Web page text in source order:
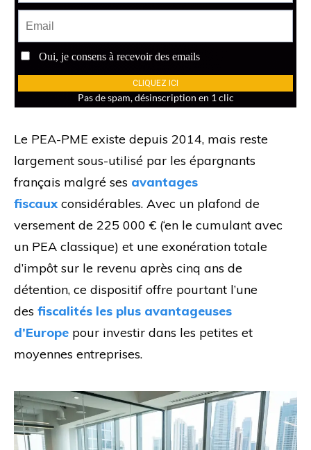
Le PEA-PME existe depuis 2014, mais reste
largement sous-utilisé par les épargnants
français malgré ses avantages
fiscaux considérables. Avec un plafond de
versement de 225 000 € (‘en le cumulant avec
un PEA classique) et une exonération totale
d’impôt sur le revenu après cinq ans de
détention, ce dispositif offre pourtant l’une
des fiscalités les plus avantageuses
d’Europe pour investir dans les petites et
moyennes entreprises.